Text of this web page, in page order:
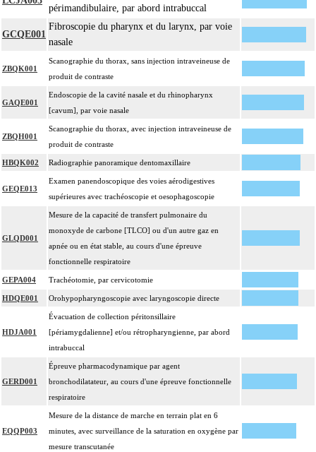
périmandibulaire, par abord intrabuccal
GCQE001
Fibroscopie du pharynx et du larynx, par voie
nasale
ZBQK001
Scanographie du thorax, sans injection intraveineuse de
produit de contraste
GAQE001
Endoscopie de la cavité nasale et du rhinopharynx
[cavum], par voie nasale
ZBQH001
Scanographie du thorax, avec injection intraveineuse de
produit de contraste
HBQK002 Radiographie panoramique dentomaxillaire
GEQE013
Examen panendoscopique des voies aérodigestives
supérieures avec trachéoscopie et oesophagoscopie
GLQD001
Mesure de la capacité de transfert pulmonaire du
monoxyde de carbone [TLCO] ou d'un autre gaz en
apnée ou en état stable, au cours d'une épreuve
fonctionnelle respiratoire
GEPA004 Trachéotomie, par cervicotomie
HDQE001 Orohypopharyngoscopie avec laryngoscopie directe
HDJA001
Évacuation de collection péritonsillaire
[périamygdalienne] et/ou rétropharyngienne, par abord
intrabuccal
GERD001
Épreuve pharmacodynamique par agent
bronchodilatateur, au cours d'une épreuve fonctionnelle
respiratoire
EQQP003
Mesure de la distance de marche en terrain plat en 6
minutes, avec surveillance de la saturation en oxygène par
mesure transcutanée